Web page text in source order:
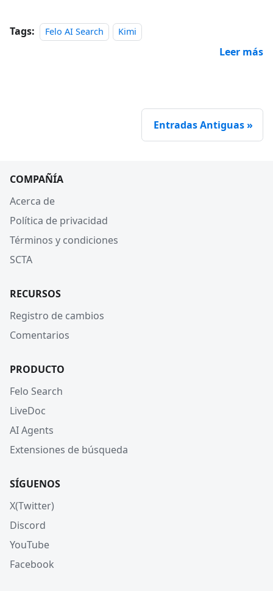
Tags: Felo AI Search Kimi
Leer más
Entradas Antiguas
COMPAÑÍA
Acerca de
Política de privacidad
Términos y condiciones
SCTA
RECURSOS
Registro de cambios
Comentarios
PRODUCTO
Felo Search
LiveDoc
AI Agents
Extensiones de búsqueda
SÍGUENOS
X(Twitter)
Discord
YouTube
Facebook